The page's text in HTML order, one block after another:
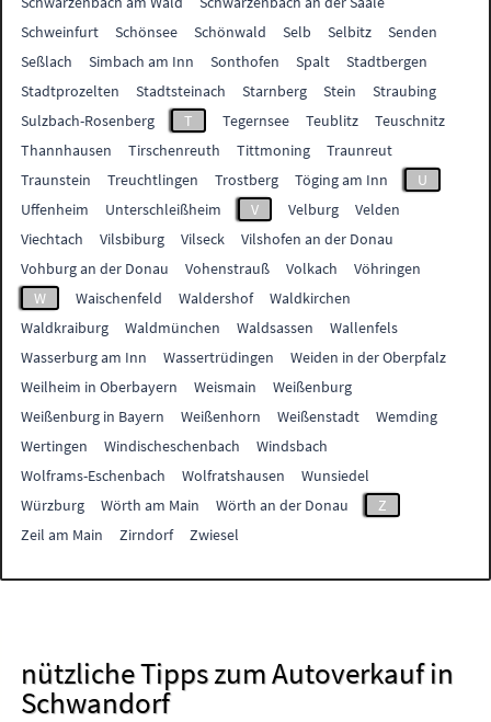
Schweinfurt
Schönsee Schönwald Selb Selbitz
Senden
Seßlach
Simbach am Inn Sonthofen Spalt
Stadtbergen
Stadtprozelten
Stadtsteinach Starnberg Stein
Straubing
Sulzbach-Rosenberg
T Tegernsee Teublitz
Teuschnitz
Thannhausen
Tirschenreuth Tittmoning
Traunreut
Traunstein
Treuchtlingen Trostberg Töging am Inn
U
Uffenheim
Unterschleißheim V Velburg
Velden
Viechtach
Vilsbiburg Vilseck
Vilshofen an der Donau
Vohburg an der Donau
Vohenstrauß Volkach
Vöhringen
W
Waischenfeld Waldershof
Waldkirchen
Waldkraiburg
Waldmünchen Waldsassen
Wallenfels
Wasserburg am Inn
Wassertrüdingen
Weiden in der Oberpfalz
Weilheim in Oberbayern
Weismain
Weißenburg
Weißenburg in Bayern
Weißenhorn Weißenstadt
Wemding
Wertingen
Windischeschenbach
Windsbach
Wolframs-Eschenbach
Wolfratshausen
Wunsiedel
Würzburg
Wörth am Main Wörth an der Donau
Z
Zeil am Main
Zirndorf Zwiesel
nützliche Tipps zum Autoverkauf in
Schwandorf